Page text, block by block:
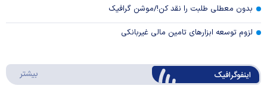
بدون معطلی طلبت را نقد کن!/موشن گرافیک
لزوم توسعه ابزارهای تامین مالی غیربانکی
اینفوگرافیک بیشتر